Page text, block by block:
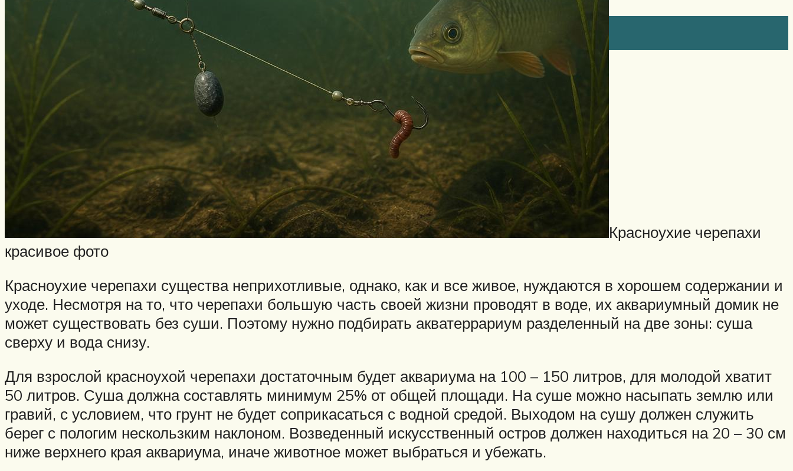
Эхолоты
Лодки и моторы
Узлы
Рецепты
Разное
Меню
Красноухие черепахи
красивое фото
Красноухие черепахи существа неприхотливые, однако, как и все живое, нуждаются в хорошем содержании и
уходе. Несмотря на то, что черепахи большую часть своей жизни проводят в воде, их аквариумный домик не
может существовать без суши. Поэтому нужно подбирать акватеррариум разделенный на две зоны: суша
сверху и вода снизу.
Для взрослой красноухой черепахи достаточным будет аквариума на 100 – 150 литров, для молодой хватит
50 литров. Суша должна составлять минимум 25% от общей площади. На суше можно насыпать землю или
гравий, с условием, что грунт не будет соприкасаться с водной средой. Выходом на сушу должен служить
берег с пологим нескользким наклоном. Возведенный искусственный остров должен находиться на 20 – 30 см
ниже верхнего края аквариума, иначе животное может выбраться и убежать.